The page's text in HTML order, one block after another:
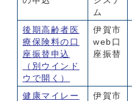
ム
後期高齢者医
療保険料の口
座振替申込
（別ウインド
ウで開く）
伊賀市
web口
座振替
健康マイレー
伊賀市